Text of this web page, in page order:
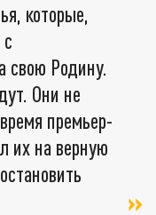
которые,
свою Родину.
Они не
премьер-
их на верную